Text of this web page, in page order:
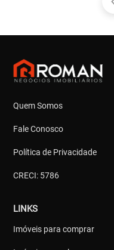
Quem Somos
Fale Conosco
Política de Privacidade
CRECI: 5786
LINKS
Imóveis para comprar